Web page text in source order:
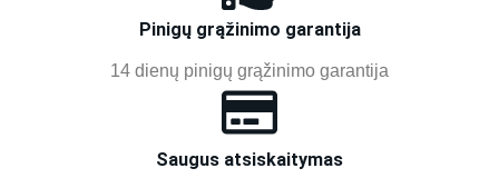
Pinigų grąžinimo garantija
14 dienų pinigų grąžinimo garantija
Saugus atsiskaitymas